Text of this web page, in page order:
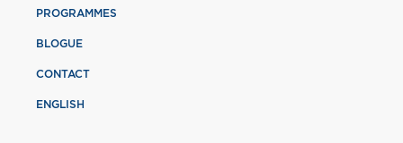
PROGRAMMES
BLOGUE
CONTACT
ENGLISH